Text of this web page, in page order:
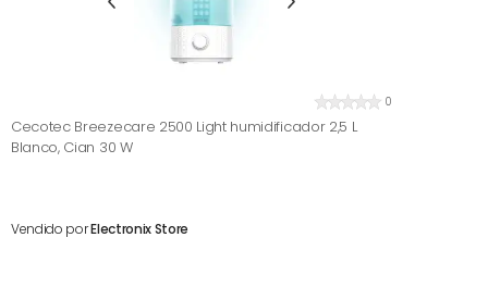
0
Cecotec Breezecare 2500 Light humidificador 2,5 L
Blanco, Cian 30 W
Vendido porElectronix Store